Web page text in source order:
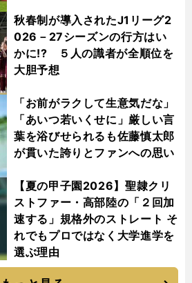
秋春制が導入されたJ1リーグ2
026－27シーズンの行方はい
かに!? ５人の識者が全順位を
大胆予想
「お前がラクして生意気だな」
「あいつ若いくせに」厳しい言
葉を浴びせられるも佐藤慎太郎
が貫いた誇りとファンへの思い
【夏の甲子園2026】聖隷クリ
ストファー・高部陸の「２回加
速する」規格外のストレート そ
れでもプロではなく大学進学を
選ぶ理由